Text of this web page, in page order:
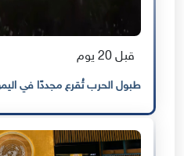
قبل 20 يوم
طبول الحرب تُقرع مجددًا في